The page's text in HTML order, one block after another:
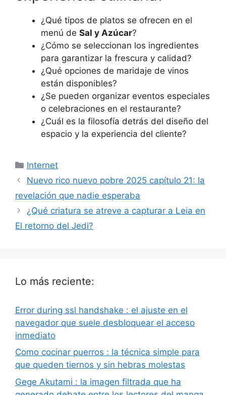
¿Qué tipos de platos se ofrecen en el
menú de Sal y Azúcar?
¿Cómo se seleccionan los ingredientes
para garantizar la frescura y calidad?
¿Qué opciones de maridaje de vinos
están disponibles?
¿Se pueden organizar eventos especiales
o celebraciones en el restaurante?
¿Cuál es la filosofía detrás del diseño del
espacio y la experiencia del cliente?
Categorías
Internet
Nuevo rico nuevo pobre 2025 capítulo 21: la
revelación que nadie esperaba
¿Qué criatura se atreve a capturar a Leia en
El retorno del Jedi?
Lo más reciente:
Error during ssl handshake : el ajuste en el
navegador que suele desbloquear el acceso
inmediato
Como cocinar puerros : la técnica simple para
que queden tiernos y sin hebras molestas
Gege Akutami : la imagen filtrada que ha